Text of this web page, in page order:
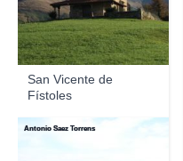
San Vicente de
Fístoles
Antonio Saez Torrens